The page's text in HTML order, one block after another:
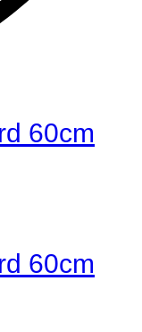
60cm
60cm